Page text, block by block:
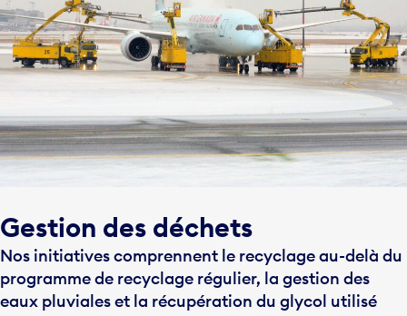
Gestion des déchets
Nos initiatives comprennent le recyclage au-delà du
programme de recyclage régulier, la gestion des
eaux pluviales et la récupération du glycol utilisé
pour dégivrer les aéronefs.